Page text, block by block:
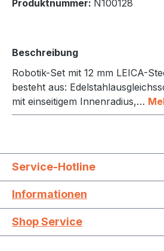
Produktnummer: N100128
Beschreibung
Robotik-Set mit 12 mm LEICA-
besteht aus:
mit einseitigem Innenradius,…
Service-Hotline
Informationen
Shop Service